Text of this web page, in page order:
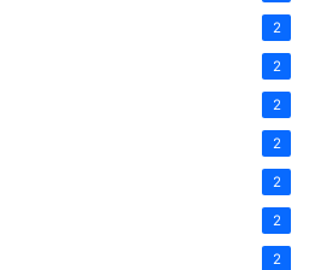
2
2
2
2
2
2
2